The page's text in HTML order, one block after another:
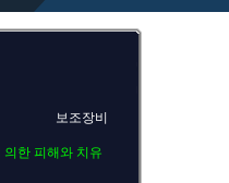
보조장비
의한 피해와 치유